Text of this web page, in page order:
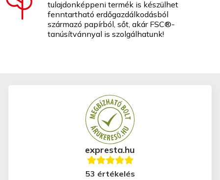
tulajdonképpeni termék is készülhet
fenntartható erdőgazdálkodásból
származó papírból, sőt, akár FSC®-
tanúsítvánnyal is szolgálhatunk!
expresta.hu
53 értékelés